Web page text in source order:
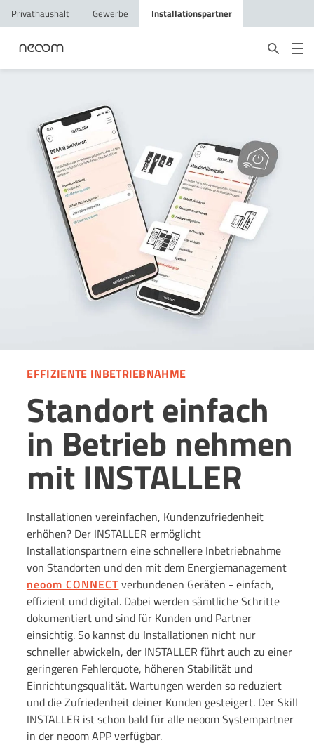
Privathaushalt Gewerbe Installationspartner
EFFIZIENTE INBETRIEBNAHME
Standort einfach
in Betrieb nehmen
mit INSTALLER
Installationen vereinfachen, Kundenzufriedenheit
erhöhen? Der INSTALLER ermöglicht
Installationspartnern eine schnellere Inbetriebnahme
von Standorten und den mit dem Energiemanagement
neoom CONNECTverbundenen Geräten - einfach,
effizient und digital. Dabei werden sämtliche Schritte
dokumentiert und sind für Kunden und Partner
einsichtig. So kannst du Installationen nicht nur
schneller abwickeln, der INSTALLER führt auch zu einer
geringeren Fehlerquote, höheren Stabilität und
Einrichtungsqualität. Wartungen werden so reduziert
und die Zufriedenheit deiner Kunden gesteigert. Der Skill
INSTALLER ist schon bald für alle neoom Systempartner
in der neoom APP verfügbar.